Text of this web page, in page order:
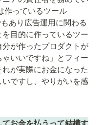
作っているツール
あり広告運用に関わる
目的に作っているツー
が作ったプロダクトが
いいですね」とフィー
が実際にお金になった
ですし、やりがいを感